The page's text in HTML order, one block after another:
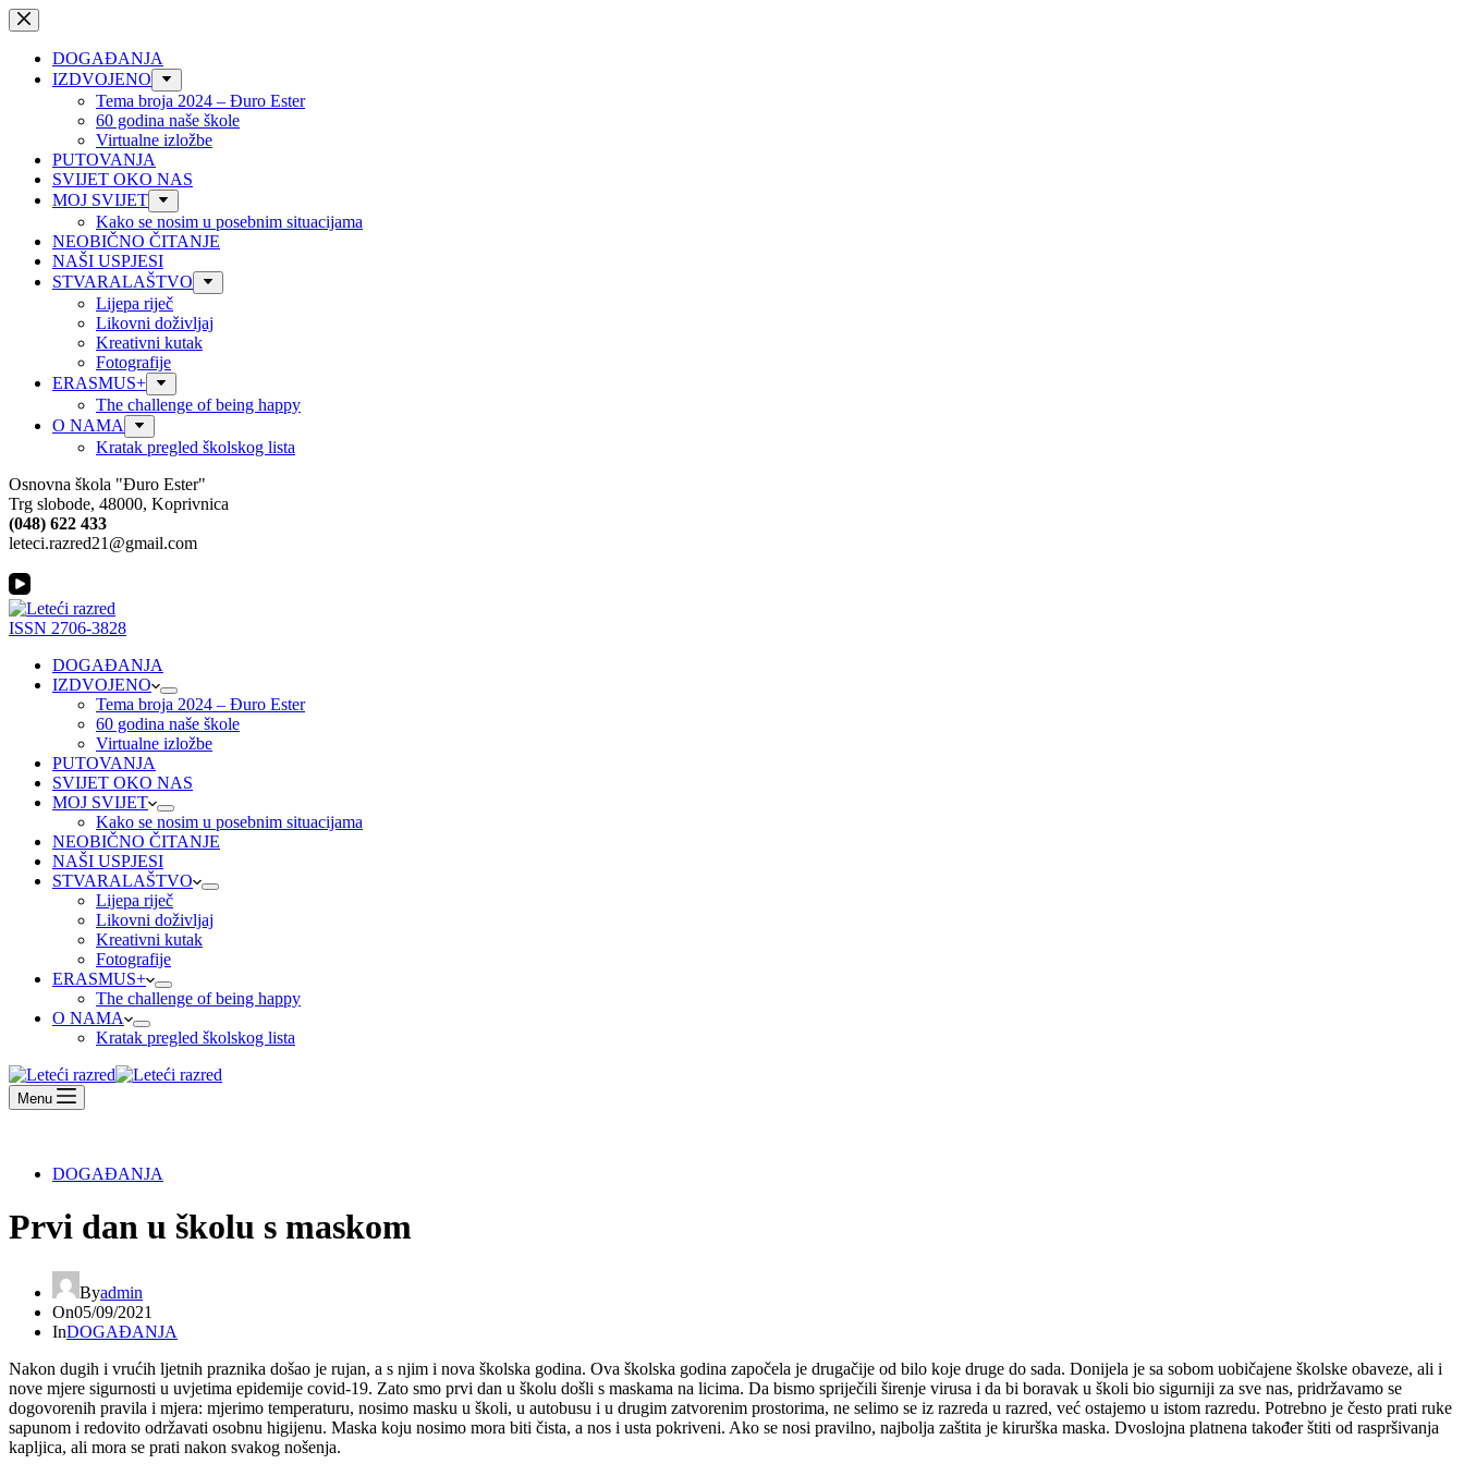
Preskoči
na
sadržajDOGAĐANJA
IZDVOJENO
Tema broja 2024 – Đuro Ester
60 godina naše škole
Virtualne izložbe
PUTOVANJA
SVIJET OKO NAS
MOJ SVIJET
Kako se nosim u posebnim situacijama
NEOBIČNO ČITANJE
NAŠI USPJESI
STVARALAŠTVO
Lijepa riječ
Likovni doživljaj
Kreativni kutak
Fotografije
ERASMUS+
The challenge of being happy
O NAMA
Kratak pregled školskog lista
Osnovna škola "Đuro Ester"
Trg slobode, 48000, Koprivnica
(048) 622 433
leteci.razred21@gmail.com
ISSN 2706-3828
DOGAĐANJA
IZDVOJENO
Tema broja 2024 – Đuro Ester
60 godina naše škole
Virtualne izložbe
PUTOVANJA
SVIJET OKO NAS
MOJ SVIJET
Kako se nosim u posebnim situacijama
NEOBIČNO ČITANJE
NAŠI USPJESI
STVARALAŠTVO
Lijepa riječ
Likovni doživljaj
Kreativni kutak
Fotografije
ERASMUS+
The challenge of being happy
O NAMA
Kratak pregled školskog lista
Menu
DOGAĐANJA
Prvi dan u školu s maskom
Byadmin
On05/09/2021
InDOGAĐANJA
Nakon dugih i vrućih ljetnih praznika došao je rujan, a s njim i nova školska godina. Ova školska godina započela je drugačije od bilo koje druge do sada. Donijela je sa sobom uobičajene školske obaveze, ali i
nove mjere sigurnosti u uvjetima epidemije covid-19. Zato smo prvi dan u školu došli s maskama na licima. Da bismo spriječili širenje virusa i da bi boravak u školi bio sigurniji za sve nas, pridržavamo se
dogovorenih pravila i mjera: mjerimo temperaturu, nosimo masku u školi, u autobusu i u drugim zatvorenim prostorima, ne selimo se iz razreda u razred, već ostajemo u istom razredu. Potrebno je često prati ruke
sapunom i redovito održavati osobnu higijenu. Maska koju nosimo mora biti čista, a nos i usta pokriveni. Ako se nosi pravilno, najbolja zaštita je kirurška maska. Dvoslojna platnena također štiti od raspršivanja
kapljica, ali mora se prati nakon svakog nošenja.